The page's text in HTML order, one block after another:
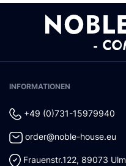
INFORMATIONEN
+49 (0)731-15979940
order@noble-house.eu
Frauenstr.122, 89073 Ulm